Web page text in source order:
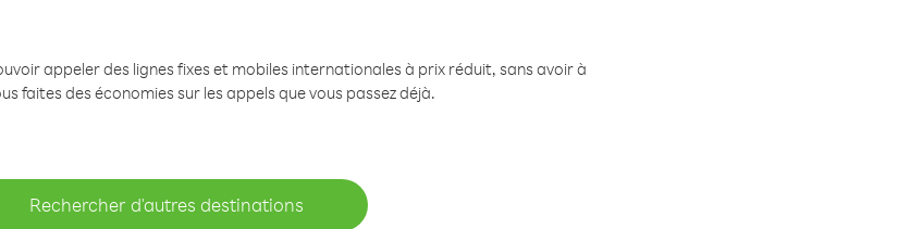
appeler des lignes fixes et mobiles internationales à prix réduit, sans avoir à
faites des économies sur les appels que vous passez déjà.
Rechercher d'autres destinations